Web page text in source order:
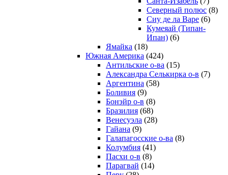
Северный полюс (8)
Сиу де ла Варе (6)
Кумеяай (Типан-
Ипан) (6)
Ямайка (18)
Южная Америка (424)
Антильские о-ва (15)
Александра Селькирка о-в (7)
Аргентина (58)
Боливия (9)
Бонэйр о-в (8)
Бразилия (68)
Венесуэла (28)
Гайана (9)
Галапагосские о-ва (8)
Колумбия (41)
Пасхи о-в (8)
Парагвай (14)